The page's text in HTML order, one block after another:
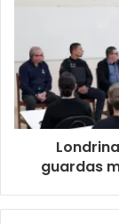
Um veículo
pelo menos
guardas